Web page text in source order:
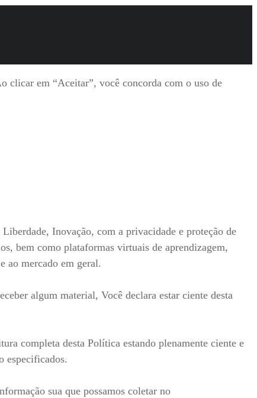
clicar em “Aceitar”, você concorda com o uso de
Inovação, com a privacidade e proteção de
bem como plataformas virtuais de aprendizagem,
ao mercado em geral.
algum material, Você declara estar ciente desta
completa desta Política estando plenamente ciente e
especificados.
sua que possamos coletar no